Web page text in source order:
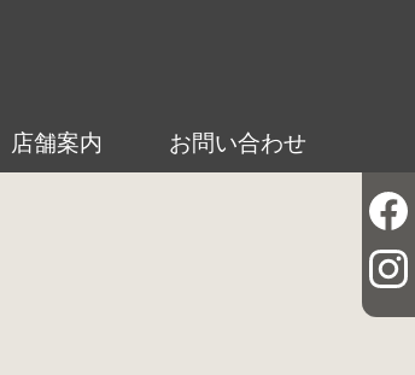
店舗案内 お問い合わせ